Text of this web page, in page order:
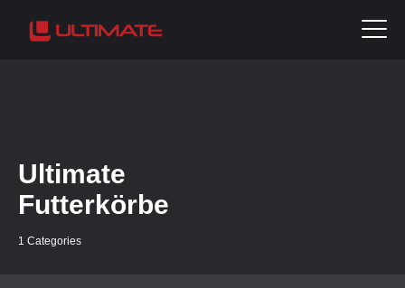
Ultimate
Futterkörbe
1 Categories